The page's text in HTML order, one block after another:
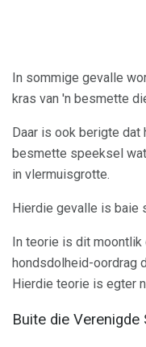
In sommige gevalle
kras van 'n besmette
Daar is ook berigte
besmette speeksel
in vlermuisgrotte.
Hierdie gevalle is baie
In teorie is dit
hondsdolheid-oordrag
Hierdie teorie is egter
Buite die Verenigde